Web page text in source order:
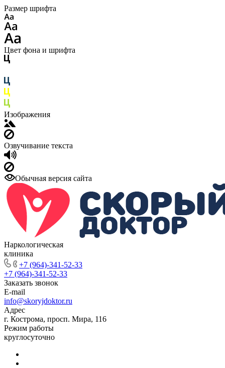
Размер шрифта
Цвет фона и шрифта
Изображения
Озвучивание текста
Обычная версия сайта
Наркологическая
клиника
+7 (964)-341-52-33
+7 (964)-341-52-33
Заказать звонок
E-mail
info@skoryjdoktor.ru
Адрес
г. Кострома, просп. Мира, 116
Режим работы
круглосуточно